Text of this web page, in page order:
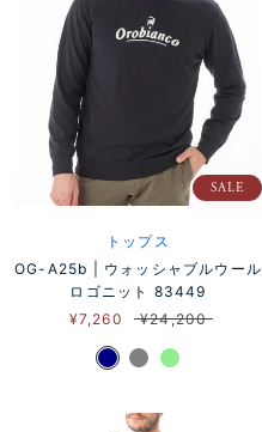
SALE
トップス
OG-A25b | ウォッシャブルウール
ロゴニット 83449
¥7,260
¥24,200